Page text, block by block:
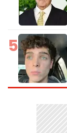
5